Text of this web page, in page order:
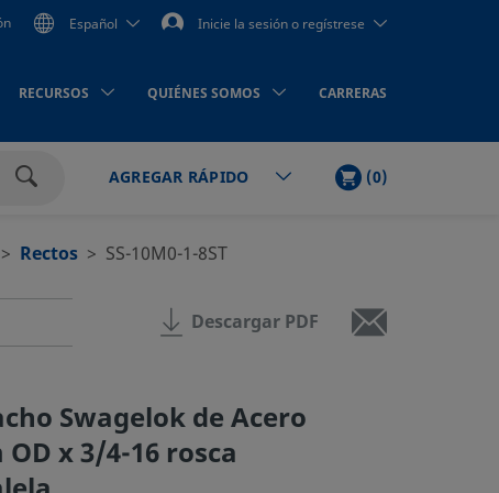
Español Inicie la sesión o regístrese
RECURSOS QUIÉNES SOMOS CARRERAS
AGREGAR RÁPIDO
LISTA
DE
(0)PRODUCTOS
Rectos SS-10M0-1-8ST
Descargar PDF
Swagelok de Acero
x 3/4-16 rosca